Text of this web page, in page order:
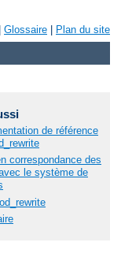
Glossaire Plan du site
de référence
correspondance des
le système de